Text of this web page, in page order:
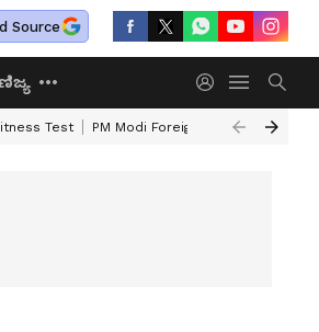
Source
Test PM Modi Foreign Travel Expenditure